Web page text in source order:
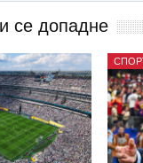
се допадне